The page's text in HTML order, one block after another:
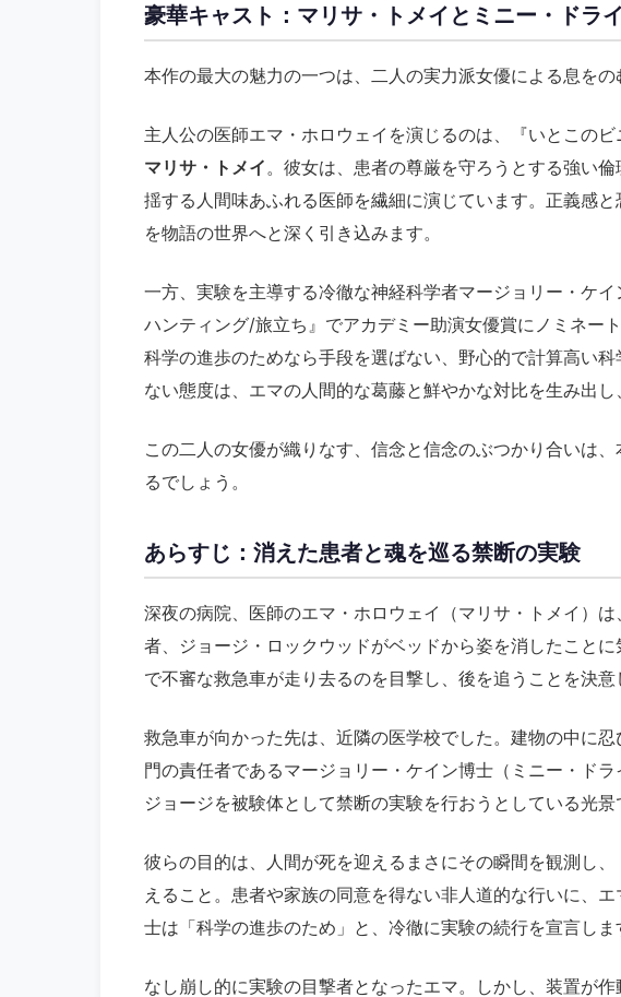
豪華キャスト：マリサ・トメイとミニー・ドラ
本作の最大の魅力の一つは、二人の実力派女優による息をの
主人公の医師エマ・ホロウェイを演じるのは、『いとこの
マリサ・トメイ 。彼女は、患者の尊厳を守ろうとする強い
揺する人間味あふれる医師を繊細に演じています。正義感
を物語の世界へと深く引き込みます。
一方、実験を主導する冷徹な神経科学者マージョリー・ケ
ハンティング/旅立ち』でアカデミー助演女優賞にノミネー
科学の進歩のためなら手段を選ばない、野心的で計算高い
ない態度は、エマの人間的な葛藤と鮮やかな対比を生み出
この二人の女優が織りなす、信念と信念のぶつかり合いは
るでしょう。
あらすじ：消えた患者と魂を巡る禁断の実験
深夜の病院、医師のエマ・ホロウェイ（マリサ・トメイ）
者、ジョージ・ロックウッドがベッドから姿を消したこと
で不審な救急車が走り去るのを目撃し、後を追うことを決意
救急車が向かった先は、近隣の医学校でした。建物の中に
門の責任者であるマージョリー・ケイン博士（ミニー・ド
ジョージを被験体として禁断の実験を行おうとしている光景
彼らの目的は、人間が死を迎えるまさにその瞬間を観測し
えること。患者や家族の同意を得ない非人道的な行いに、
士は「科学の進歩のため」と、冷徹に実験の続行を宣言しま
なし崩し的に実験の目撃者となったエマ。しかし、装置が